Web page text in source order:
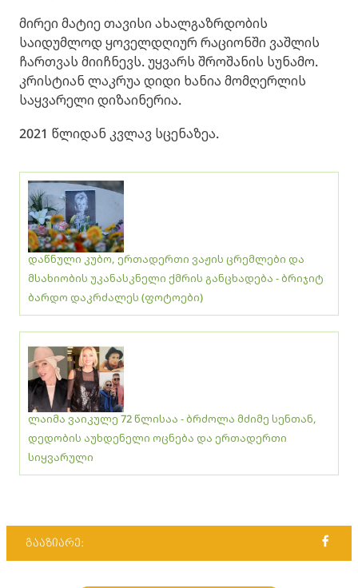
მირეი მატიე თავისი ახალგაზრდობის
საიდუმლოდ ყოველდღიურ რაციონში ვაშლის
ჩართვას მიიჩნევს. უყვარს შროშანის სუნამო.
კრისტიან ლაკრუა დიდი ხანია მომღერლის
საყვარელი დიზაინერია.
2021 წლიდან კვლავ სცენაზეა.
დაწნული კუბო, ერთადერთი ვაჟის ცრემლები და
მსახიობის უკანასკნელი ქმრის განცხადება - ბრიჯიტ
ბარდო დაკრძალეს (ფოტოები)
ლაიმა ვაიკულე 72 წლისაა - ბრძოლა მძიმე სენთან,
დედობის აუხდენელი ოცნება და ერთადერთი
სიყვარული
გააზიარე: